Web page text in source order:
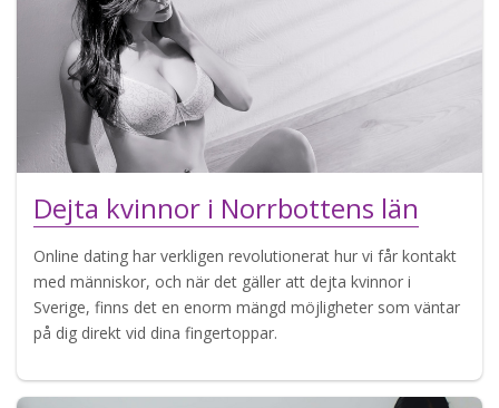
Dejta kvinnor i Norrbottens län
Online dating har verkligen revolutionerat hur vi får kontakt
med människor, och när det gäller att dejta kvinnor i
Sverige, finns det en enorm mängd möjligheter som väntar
på dig direkt vid dina fingertoppar.